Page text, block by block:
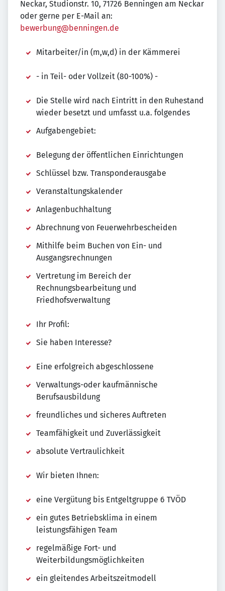
Neckar, Studionstr. 10, 71726 Benningen am Neckar
oder gerne per E-Mail an:
bewerbung@benningen.de
Mitarbeiter/in (m,w,d) in der Kämmerei
- in Teil- oder Vollzeit (80-100%) -
Die Stelle wird nach Eintritt in den Ruhestand
wieder besetzt und umfasst u.a. folgendes
Aufgabengebiet:
Belegung der öffentlichen Einrichtungen
Schlüssel bzw. Transponderausgabe
Veranstaltungskalender
Anlagenbuchhaltung
Abrechnung von Feuerwehrbescheiden
Mithilfe beim Buchen von Ein- und
Ausgangsrechnungen
Vertretung im Bereich der
Rechnungsbearbeitung und
Friedhofsverwaltung
Ihr Profil:
Sie haben Interesse?
Eine erfolgreich abgeschlossene
Verwaltungs-oder kaufmännische
Berufsausbildung
freundliches und sicheres Auftreten
Teamfähigkeit und Zuverlässigkeit
absolute Vertraulichkeit
Wir bieten Ihnen:
eine Vergütung bis Entgeltgruppe 6 TVÖD
ein gutes Betriebsklima in einem
leistungsfähigen Team
regelmäßige Fort- und
Weiterbildungsmöglichkeiten
ein gleitendes Arbeitszeitmodell